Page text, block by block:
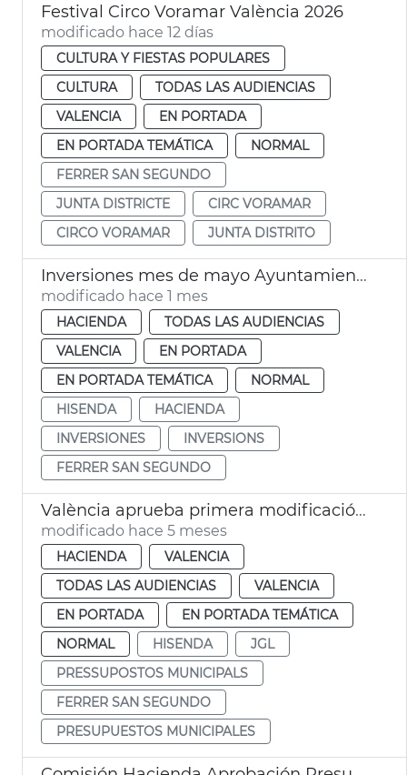
Festival Circo Voramar València 2026
modificado hace 12 días
CULTURA Y FIESTAS POPULARES
CULTURA
TODAS LAS AUDIENCIAS
VALENCIA
EN PORTADA
EN PORTADA TEMÁTICA
NORMAL
FERRER SAN SEGUNDO
JUNTA DISTRICTE
CIRC VORAMAR
CIRCO VORAMAR
JUNTA DISTRITO
Inversiones mes de mayo Ayuntamiento València
modificado hace 1 mes
HACIENDA
TODAS LAS AUDIENCIAS
VALENCIA
EN PORTADA
EN PORTADA TEMÁTICA
NORMAL
HISENDA
HACIENDA
INVERSIONES
INVERSIONS
FERRER SAN SEGUNDO
València aprueba primera modificación presupuestos 2026
modificado hace 5 meses
HACIENDA
VALENCIA
TODAS LAS AUDIENCIAS
VALENCIA
EN PORTADA
EN PORTADA TEMÁTICA
NORMAL
HISENDA
JGL
PRESSUPOSTOS MUNICIPALS
FERRER SAN SEGUNDO
PRESUPUESTOS MUNICIPALES